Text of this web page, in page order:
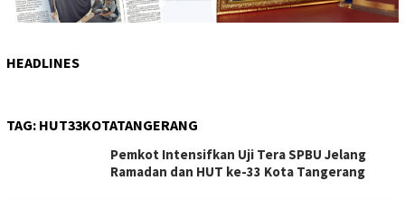
HEADLINES
TAG: HUT33KOTATANGERANG
Pemkot Intensifkan Uji Tera SPBU Jelang
Ramadan dan HUT ke-33 Kota Tangerang